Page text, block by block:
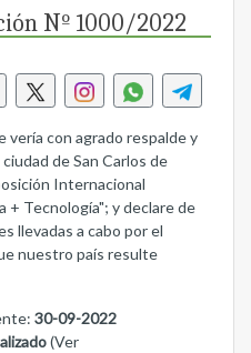
Nº 1000/2022
vería con agrado respalde y
de San Carlos de
Internacional
+ Tecnología"; y declare de
llevadas a cabo por el
nuestro país resulte
30-09-2022
(Ver